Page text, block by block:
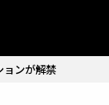
ンが解禁